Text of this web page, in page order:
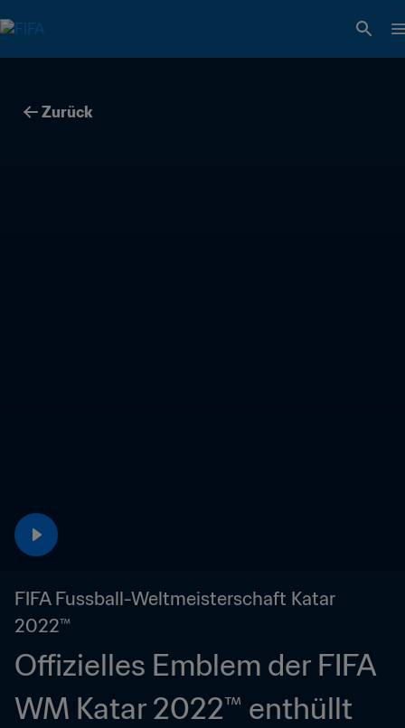
Zurück
FIFA Fussball-Weltmeisterschaft Katar
2022™
Offizielles Emblem der FIFA
WM Katar 2022™ enthüllt